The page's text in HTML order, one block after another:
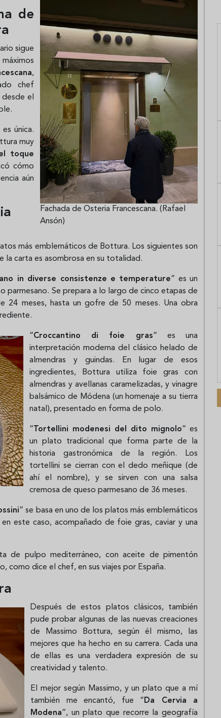
Fachada de Osteria Francescana. (Rafael
Ansón)
de
sigue
,
chef
desde el
única.
muy
toque
cómo
aún
más emblemáticos de Bottura. Los siguientes son
la carta es asombrosa en su totalidad.
in diverse consistenze e temperature” es un
Se prepara a lo largo de cinco etapas de
24 meses, hasta un gofre de 50 meses. Una obra
“Croccantino di foie gras” es una
interpretación moderna del clásico helado de
almendras y guindas. En lugar de esos
ingredientes, Bottura utiliza foie gras con
almendras y avellanas caramelizadas, y vinagre
balsámico de Módena (un homenaje a su tierra
natal), presentado en forma de polo.
“ Tortellini modenesi del dito mignolo” es
un plato tradicional que forma parte de la
historia gastronómica de la región. Los
tortellini se cierran con el dedo meñique (de
ahí el nombre), y se sirven con una salsa
cremosa de queso parmesano de 36 meses.
” se basa en uno de los platos más emblemáticos
este caso, acompañado de foie gras, caviar y una
de pulpo mediterráneo, con aceite de pimentón
como dice el chef, en sus viajes por España.
Después de estos platos clásicos, también
pude probar algunas de las nuevas creaciones
de Massimo Bottura, según él mismo, las
mejores que ha hecho en su carrera. Cada una
de ellas es una verdadera expresión de su
creatividad y talento.
El mejor según Massimo, y un plato que a mí
también me encantó, fue “Da Cervia a
Modena”, un plato que recorre la geografía